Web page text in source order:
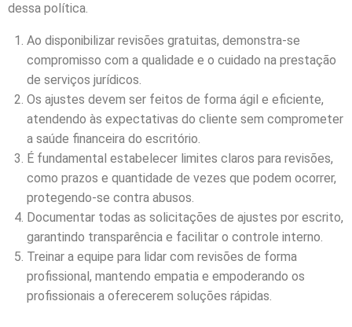
dessa política.
Ao disponibilizar revisões gratuitas, demonstra-se
compromisso com a qualidade e o cuidado na prestação
de serviços jurídicos.
Os ajustes devem ser feitos de forma ágil e eficiente,
atendendo às expectativas do cliente sem comprometer
a saúde financeira do escritório.
É fundamental estabelecer limites claros para revisões,
como prazos e quantidade de vezes que podem ocorrer,
protegendo-se contra abusos.
Documentar todas as solicitações de ajustes por escrito,
garantindo transparência e facilitar o controle interno.
Treinar a equipe para lidar com revisões de forma
profissional, mantendo empatia e empoderando os
profissionais a oferecerem soluções rápidas.